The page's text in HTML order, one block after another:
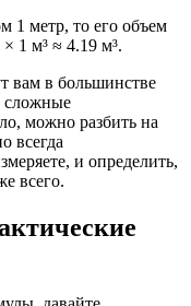
1 метр, то его объем
1 м³ ≈ 4.19 м³.
вам в большинстве
сложные
можно разбить на
всегда
и определить,
всего.